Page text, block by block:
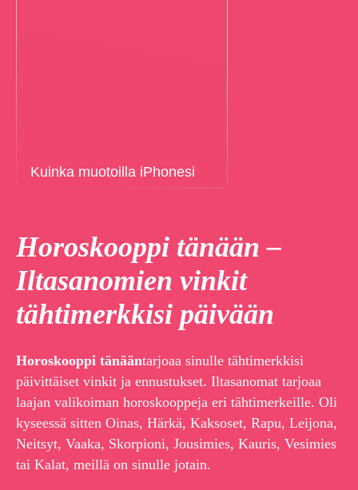
Kuinka muotoilla iPhonesi
Horoskooppi tänään –
Iltasanomien vinkit
tähtimerkkisi päivään
Horoskooppi tänääntarjoaa sinulle tähtimerkkisi
päivittäiset vinkit ja ennustukset. Iltasanomat tarjoaa
laajan valikoiman horoskooppeja eri tähtimerkeille. Oli
kyseessä sitten Oinas, Härkä, Kaksoset, Rapu, Leijona,
Neitsyt, Vaaka, Skorpioni, Jousimies, Kauris, Vesimies
tai Kalat, meillä on sinulle jotain.